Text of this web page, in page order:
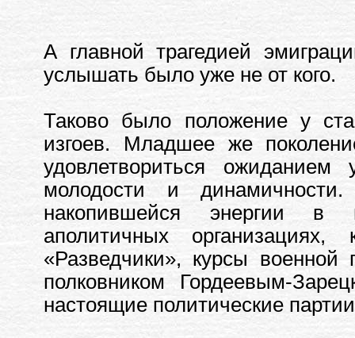
А главной трагедией
услышать было уже не от кого.
Таково было положение у
изгоев. Младшее же
удовлетвориться
молодости и
накопившейся энергии в
аполитичных
«Разведчики», курсы военной
полковником Гордеевым-
настоящие политические